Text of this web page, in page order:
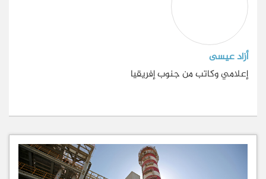
أزاد عيسى
إعلامي وكاتب من جنوب إفريقيا